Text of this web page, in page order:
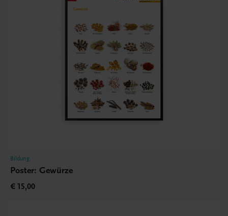
Bildung
Poster: Gewürze
€ 15,00